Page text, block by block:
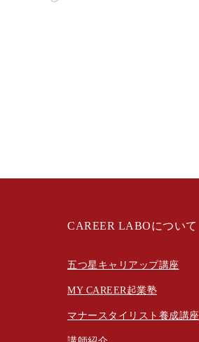
CAREER LABOについて
五つ星キャリアップ講座
MY CAREER起業塾
マナースタイリスト養成講座